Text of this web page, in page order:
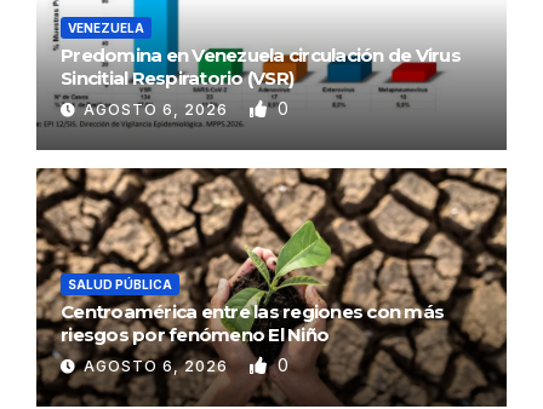
VENEZUELA
Predomina en Venezuela circulación de Virus
Sincitial Respiratorio (VSR)
AGOSTO 6, 2026 0
SALUD PÚBLICA
Centroamérica entre las regiones con más
riesgos por fenómeno El Niño
AGOSTO 6, 2026 0